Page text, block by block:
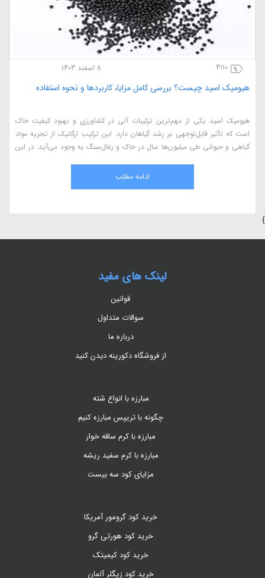
4110 8 اسفند 1403
هیومیک اسید چیست؟ بررسی کامل مزایا، کاربردها و نحوه استفاده
هیومیک اسید یکی از مهم‌ترین ترکیبات آلی در کشاورزی و بهبود کیفیت خاک
است که تأثیر قابل‌توجهی بر رشد گیاهان دارد. این ترکیب ارگانیک از تجزیه مواد
گیاهی و حیوانی طی میلیون‌ها سال در خاک و زغال‌سنگ به وجود می‌آید. در این
طبیعی و اثرات آن بر گیاهان می‌پردازیم.ادامه مطلب
}
لینک های مفید
قوانین
سوالات متداول
درباره ما
از فروشگاه دکورینه دیدن کنید
مبارزه با انواع شته
چگونه با تریپس مبارزه کنیم
مبارزه با کرم ساقه خوار
مبارزه با کرم سفید ریشه
مزایای کود سه بیست
خرید کود گرومور آمریکا
خرید کود هورتی گرو
خرید کود کیمیتک
خرید کود زیگلر آلمان